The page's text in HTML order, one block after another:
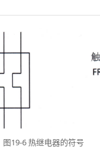
图19-6 热继电器的符号